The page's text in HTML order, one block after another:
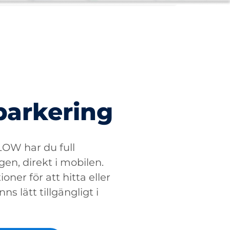
har du full
direkt i mobilen.
för att hitta eller
lätt tillgängligt i